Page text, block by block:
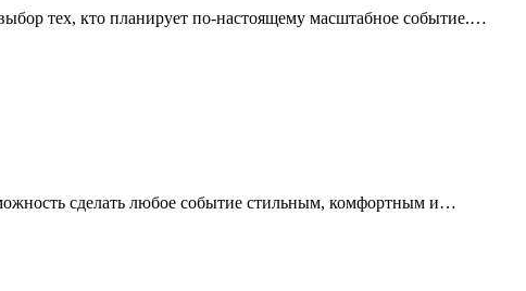
тех, кто планирует по-настоящему масштабное событие.…
сделать любое событие стильным, комфортным и…